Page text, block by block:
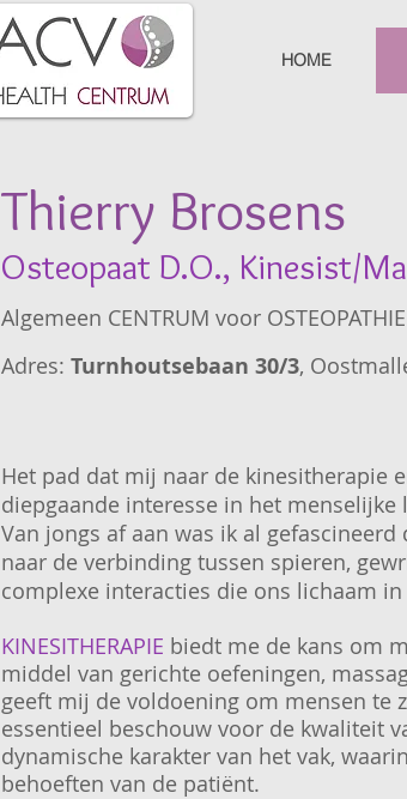
HOME
Thierry Brosens
Osteopaat D.O., Kinesist/
Algemeen CENTRUM voor
Adres: Turnhoutsebaan 30/3,
Het pad dat mij naar de kinesitherapie
diepgaande interesse in het
Van jongs af aan was ik al
naar de verbinding tussen spieren,
complexe interacties die ons lichaam
KINESITHERAPIE biedt me de kans om
middel van gerichte oefeningen,
geeft mij de voldoening om mensen te
essentieel beschouw voor de kwaliteit
dynamische karakter van het vak,
behoeften van de patiënt.